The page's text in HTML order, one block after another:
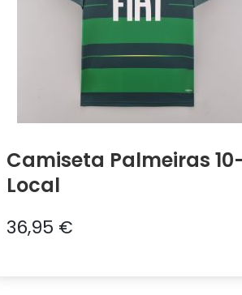
Camiseta Palmeiras 10-
Local
36,95 €